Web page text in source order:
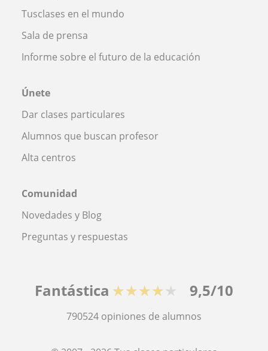
Tusclases en el mundo
Sala de prensa
Informe sobre el futuro de la educación
Únete
Dar clases particulares
Alumnos que buscan profesor
Alta centros
Comunidad
Novedades y Blog
Preguntas y respuestas
Fantástica ★★★★★ 9,5/10
790524 opiniones de alumnos